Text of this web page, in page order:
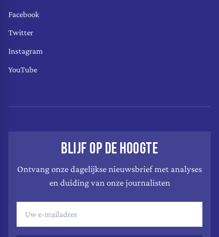
Facebook
Twitter
Instagram
YouTube
BLIJF OP DE HOOGTE
Ontvang onze dagelijkse nieuwsbrief met analyses
en duiding van onze journalisten